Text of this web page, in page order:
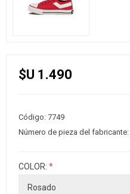
$U 1.490
Código: 7749
Número de pieza del fabricante:
COLOR: *